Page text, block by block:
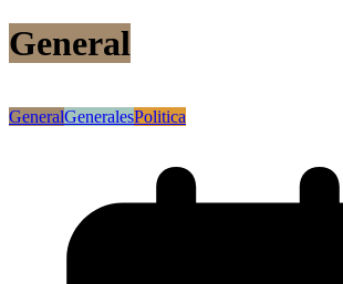
General
GeneralGeneralesPolitica